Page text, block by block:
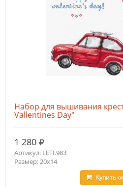
Набор для вышивания
Vallentines Day"
1 280 руб.
Артикул: LETI.983
Размер: 20x14
Купить